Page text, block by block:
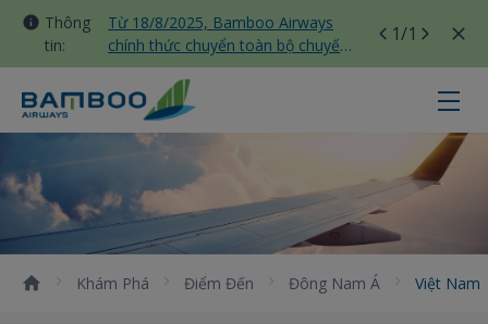
Thông
tin:
Từ 18/8/2025, Bamboo Airways
chính thức chuyển toàn bộ chuyến
bay nội địa sang nhà ga T3 Tân
Sơn Nhất
1/1
Việt Nam - Bamboo Airways
Khám Phá Điểm Đến Đông Nam Á Việt Nam